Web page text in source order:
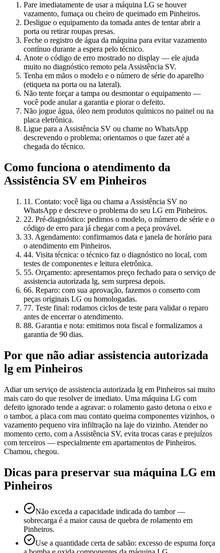
Pare imediatamente de usar a máquina LG se houver
vazamento, fumaça ou cheiro de queimado em Pinheiros.
Desligue o equipamento da tomada antes de tentar abrir a
porta ou retirar roupas presas.
Feche o registro de água da máquina para evitar vazamento
contínuo durante a espera pelo técnico.
Anote o código de erro mostrado no display — ele ajuda
muito no diagnóstico remoto pela Assistência SV.
Tenha em mãos o modelo e o número de série do aparelho
(etiqueta na porta ou na lateral).
Não tente forçar a tampa ou desmontar o equipamento —
você pode anular a garantia e piorar o defeito.
Não jogue água, óleo nem produtos químicos no painel ou na
placa eletrônica.
Ligue para a Assistência SV ou chame no WhatsApp
descrevendo o problema; orientamos o que fazer até a
chegada do técnico.
Como funciona o atendimento da
Assistência SV em Pinheiros
11. Contato: você liga ou chama a Assistência SV no
WhatsApp e descreve o problema do seu LG em Pinheiros.
22. Pré-diagnóstico: pedimos o modelo, o número de série e o
código de erro para já chegar com a peça provável.
33. Agendamento: confirmamos data e janela de horário para
o atendimento em Pinheiros.
44. Visita técnica: o técnico faz o diagnóstico no local, com
testes de componentes e leitura eletrônica.
55. Orçamento: apresentamos preço fechado para o serviço de
assistencia autorizada lg, sem surpresa depois.
66. Reparo: com sua aprovação, fazemos o conserto com
peças originais LG ou homologadas.
77. Teste final: rodamos ciclos de teste para validar o reparo
antes de encerrar o atendimento.
88. Garantia e nota: emitimos nota fiscal e formalizamos a
garantia de 90 dias.
Por que não adiar assistencia autorizada
lg em Pinheiros
Adiar um serviço de assistencia autorizada lg em Pinheiros sai muito
mais caro do que resolver de imediato. Uma máquina LG com
defeito ignorado tende a agravar: o rolamento gasto detona o eixo e
o tambor, a placa com mau contato queima componentes vizinhos, o
vazamento pequeno vira infiltração na laje do vizinho. Atender no
momento certo, com a Assistência SV, evita trocas caras e prejuízos
com terceiros — especialmente em apartamentos de Pinheiros.
Chamou, chegou.
Dicas para preservar sua máquina LG em
Pinheiros
Não exceda a capacidade indicada do tambor —
sobrecarga é a maior causa de quebra de rolamento em
Pinheiros.
Use a quantidade certa de sabão: excesso de espuma força